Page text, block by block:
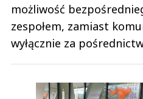
możliwość
zespołem, zamiast
wyłącznie za